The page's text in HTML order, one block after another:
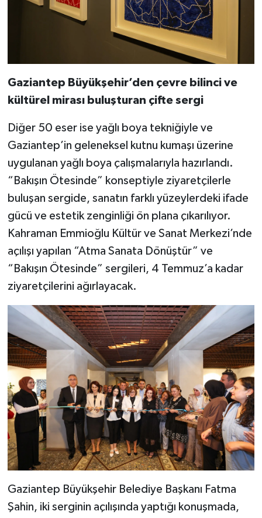
Gaziantep Büyükşehir’den çevre bilinci ve
kültürel mirası buluşturan çifte sergi
Diğer 50 eser ise yağlı boya tekniğiyle ve
Gaziantep’in geleneksel kutnu kumaşı üzerine
uygulanan yağlı boya çalışmalarıyla hazırlandı.
“Bakışın Ötesinde” konseptiyle ziyaretçilerle
buluşan sergide, sanatın farklı yüzeylerdeki ifade
gücü ve estetik zenginliği ön plana çıkarılıyor.
Kahraman Emmioğlu Kültür ve Sanat Merkezi’nde
açılışı yapılan “Atma Sanata Dönüştür” ve
“Bakışın Ötesinde” sergileri, 4 Temmuz’a kadar
ziyaretçilerini ağırlayacak.
Gaziantep Büyükşehir Belediye Başkanı Fatma
Şahin, iki serginin açılışında yaptığı konuşmada,